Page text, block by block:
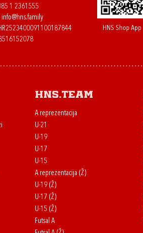
1 2361555
info@hns.family
HNS Shop App
HNS.team
A reprezentacija
U-21
U-19
U-17
U-15
A reprezentacija (Ž)
U-19 (Ž)
U-17 (Ž)
U-15 (Ž)
Futsal A